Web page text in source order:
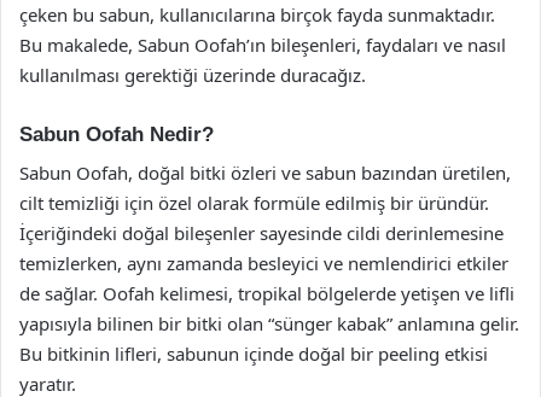
çeken bu sabun, kullanıcılarına birçok fayda sunmaktadır.
Bu makalede, Sabun Oofah’ın bileşenleri, faydaları ve nasıl
kullanılması gerektiği üzerinde duracağız.
Sabun Oofah Nedir?
Sabun Oofah, doğal bitki özleri ve sabun bazından üretilen,
cilt temizliği için özel olarak formüle edilmiş bir üründür.
İçeriğindeki doğal bileşenler sayesinde cildi derinlemesine
temizlerken, aynı zamanda besleyici ve nemlendirici etkiler
de sağlar. Oofah kelimesi, tropikal bölgelerde yetişen ve lifli
yapısıyla bilinen bir bitki olan “sünger kabak” anlamına gelir.
Bu bitkinin lifleri, sabunun içinde doğal bir peeling etkisi
yaratır.